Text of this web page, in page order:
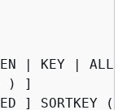
| KEY | ALL
) ]
] SORTKEY (